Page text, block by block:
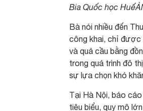
Bia Quốc học
Bà nói nhiều đến
công khai, chỉ được
và quả cầu bằng
trong quá trình đô
sự lựa chọn khó
Tại Hà Nội, báo
tiêu biểu, quy mô